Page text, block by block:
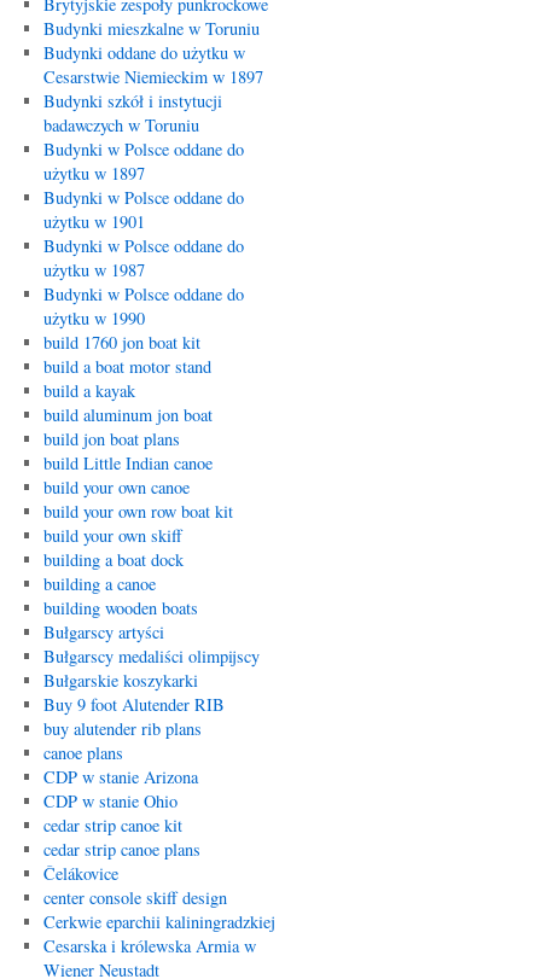
Budynki mieszkalne w Toruniu
Budynki oddane do użytku w
Cesarstwie Niemieckim w 1897
Budynki szkół i instytucji
badawczych w Toruniu
Budynki w Polsce oddane do
użytku w 1897
Budynki w Polsce oddane do
użytku w 1901
Budynki w Polsce oddane do
użytku w 1987
Budynki w Polsce oddane do
użytku w 1990
build 1760 jon boat kit
build a boat motor stand
build a kayak
build aluminum jon boat
build jon boat plans
build Little Indian canoe
build your own canoe
build your own row boat kit
build your own skiff
building a boat dock
building a canoe
building wooden boats
Bułgarscy artyści
Bułgarscy medaliści olimpijscy
Bułgarskie koszykarki
Buy 9 foot Alutender RIB
buy alutender rib plans
canoe plans
CDP w stanie Arizona
CDP w stanie Ohio
cedar strip canoe kit
cedar strip canoe plans
Čelákovice
center console skiff design
Cerkwie eparchii kaliningradzkiej
Cesarska i królewska Armia w
Wiener Neustadt